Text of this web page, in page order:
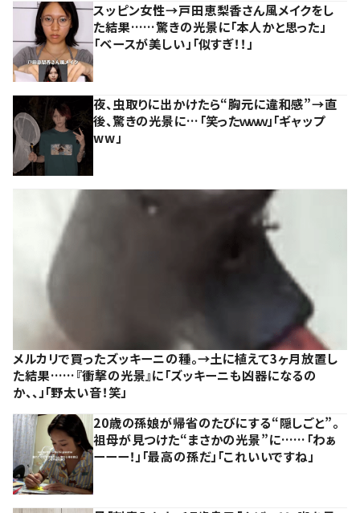
スッピン女性→戸田恵梨香さん風メイクをし
た結果……驚きの光景に「本人かと思った」
「ベースが美しい」「似すぎ！！」
夜、虫取りに出かけたら“胸元に違和感”→直
後、驚きの光景に…「笑ったｗｗｗ」「ギャップ
ww」
メルカリで買ったズッキーニの種。→土に植えて3ヶ月放置し
た結果……『衝撃の光景』に「ズッキーニも凶器になるの
か、、」「野太い音！笑」
20歳の孫娘が帰省のたびにする“隠しごと”。
祖母が見つけた“まさかの光景”に……「わぁ
ーーー！」「最高の孫だ」「これいいですね」